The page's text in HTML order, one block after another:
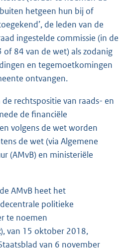
hetgeen hun bij of
de leden van de
ingestelde commissie (in de
of 84 van de wet) als zodanig
en tegemoetkomingen
ontvangen.
rechtspositie van raads- en
de financiële
volgens de wet worden
de wet (via Algemene
(AMvB) en ministeriële
AMvB heet het
politieke
te noemen
), van 15 oktober 2018,
van 6 november